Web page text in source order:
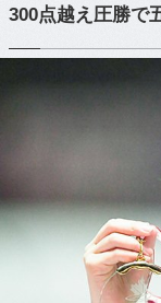
300点越え圧勝で